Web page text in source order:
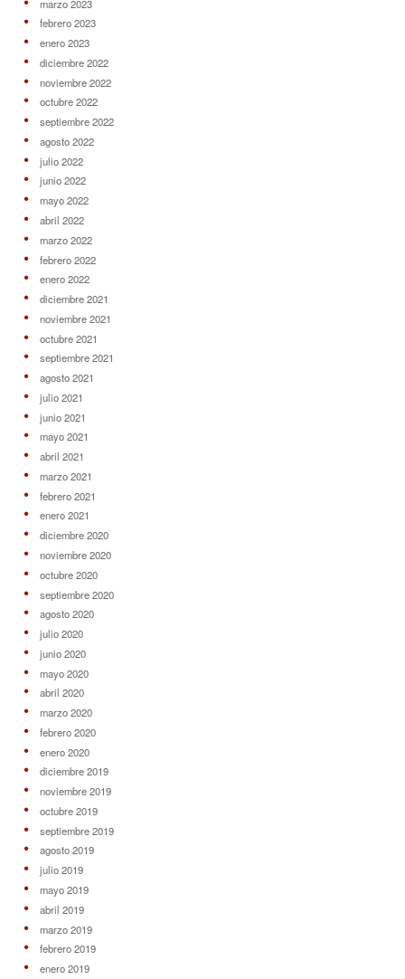
marzo 2023
febrero 2023
enero 2023
diciembre 2022
noviembre 2022
octubre 2022
septiembre 2022
agosto 2022
julio 2022
junio 2022
mayo 2022
abril 2022
marzo 2022
febrero 2022
enero 2022
diciembre 2021
noviembre 2021
octubre 2021
septiembre 2021
agosto 2021
julio 2021
junio 2021
mayo 2021
abril 2021
marzo 2021
febrero 2021
enero 2021
diciembre 2020
noviembre 2020
octubre 2020
septiembre 2020
agosto 2020
julio 2020
junio 2020
mayo 2020
abril 2020
marzo 2020
febrero 2020
enero 2020
diciembre 2019
noviembre 2019
octubre 2019
septiembre 2019
agosto 2019
julio 2019
mayo 2019
abril 2019
marzo 2019
febrero 2019
enero 2019